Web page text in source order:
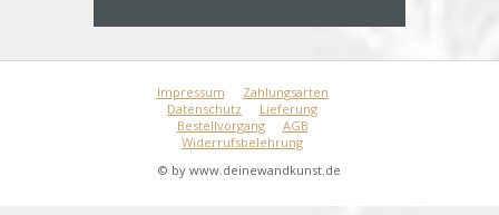
Impressum
Zahlungsarten
Datenschutz
Lieferung
Bestellvorgang
AGB
Widerrufsbelehrung
© by www.deinewandkunst.de